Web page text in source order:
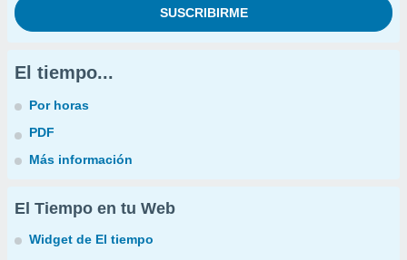
El tiempo...
Por horas
PDF
Más información
El Tiempo en tu Web
Widget de El tiempo